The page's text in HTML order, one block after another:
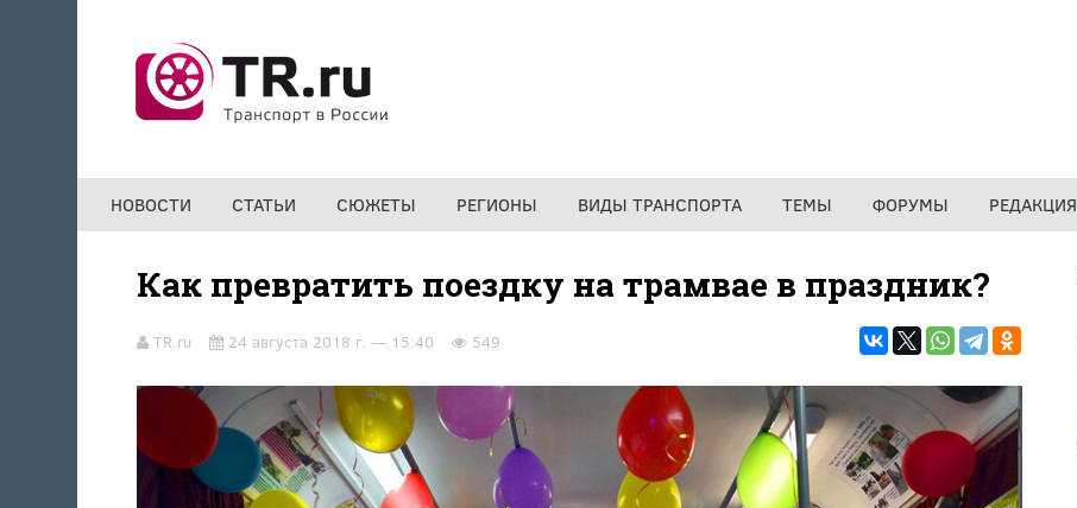
НОВОСТИ СТАТЬИ СЮЖЕТЫ РЕГИОНЫ ВИДЫ ТРАНСПОРТА ТЕМЫ ФОРУМЫ РЕДАКЦИЯ
Как превратить поездку на трамвае в праздник?
TR.ru 24 августа 2018 г. — 15:40 549